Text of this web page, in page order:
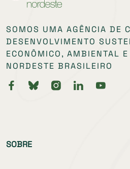
SOMOS UMA AGÊNCIA DE
DESENVOLVIMENTO
ECONÔMICO, AMBIENTAL
NORDESTE BRASILEIRO
SOBRE